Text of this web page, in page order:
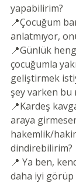
yapabilirim?
📍Çocuğum
anlatmıyor,
📍Günlük
çocuğumla
geliştirmek
şey varken bu
📍Kardeş
araya
hakemlik/
dindirebilirim?
📍 Ya ben,
daha iyi görüp